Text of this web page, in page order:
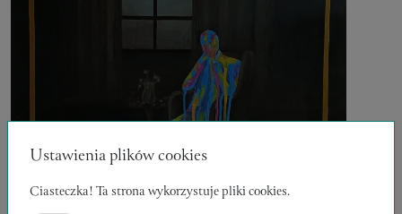
Ustawienia plików cookies
Ciasteczka! Ta strona wykorzystuje pliki cookies.